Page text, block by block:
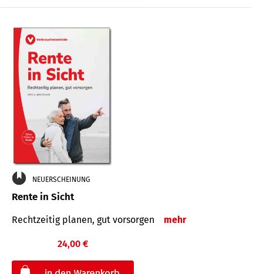
NEUERSCHEINUNG
Rente in Sicht
Rechtzeitig planen, gut vorsorgen mehr
24,00 €